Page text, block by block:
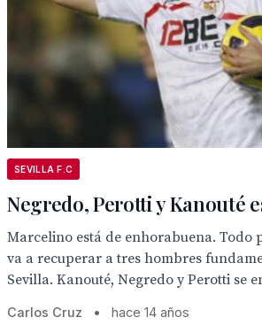
SEVILLA F.C
Negredo, Perotti y Kanouté
Marcelino está de enhorabuena. Todo
va a recuperar a tres hombres
Sevilla. Kanouté, Negredo y Perotti se
Carlos Cruz • hace 14 años